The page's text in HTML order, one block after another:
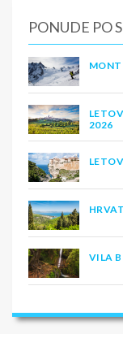
PONUDE PO
2026
VILA